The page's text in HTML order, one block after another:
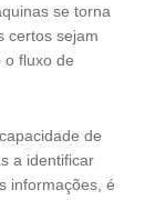
se torna
certos sejam
o fluxo de
de
a identificar
informações, é